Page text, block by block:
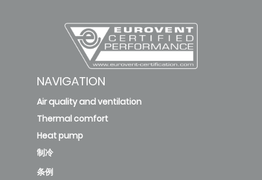
NAVIGATION
Air quality and ventilation
Thermal comfort
Heat pump
制冷
条例